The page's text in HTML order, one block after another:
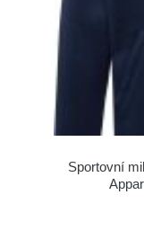
Sportovní